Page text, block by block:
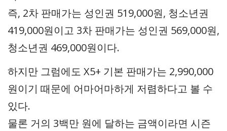
즉, 2차 판매가는 성인권 519,000원, 청소년권
419,000원이고 3차 판매가는 성인권 569,000원,
청소년권 469,000원이다.
하지만 그럼에도 X5+ 기본 판매가는 2,990,000
원이기 때문에 어마어마하게 저렴하다고 볼 수
있다.
물론 거의 3백만 원에 달하는 금액이라면 시즌